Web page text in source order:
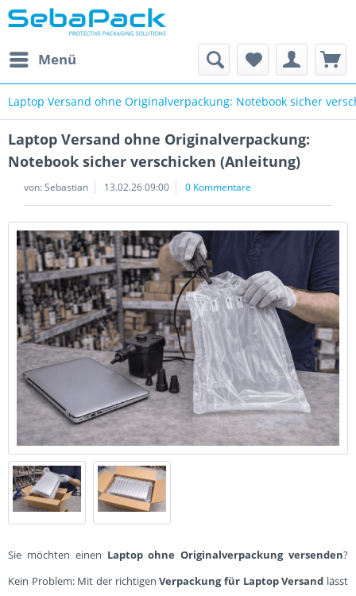
Menü
Laptop Versand ohne Originalverpackung: Notebook sicher
Laptop Versand ohne Originalverpackung:
Notebook sicher verschicken (Anleitung)
von:Sebastian 13.02.26 09:00 0 Kommentare
Sie möchten einen Laptop ohne Originalverpackung versenden?
Kein Problem: Mit der richtigenVerpackung für Laptop Versand lässt